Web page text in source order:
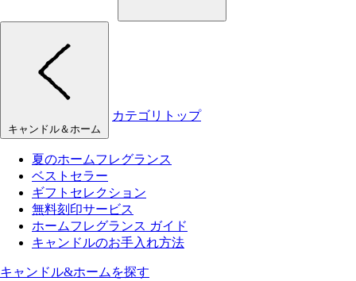
キャンドル＆ホーム
カテゴリトップ
夏のホームフレグランス
ベストセラー
ギフトセレクション
無料刻印サービス
ホームフレグランス ガイド
キャンドルのお手入れ方法
キャンドル&ホームを探す